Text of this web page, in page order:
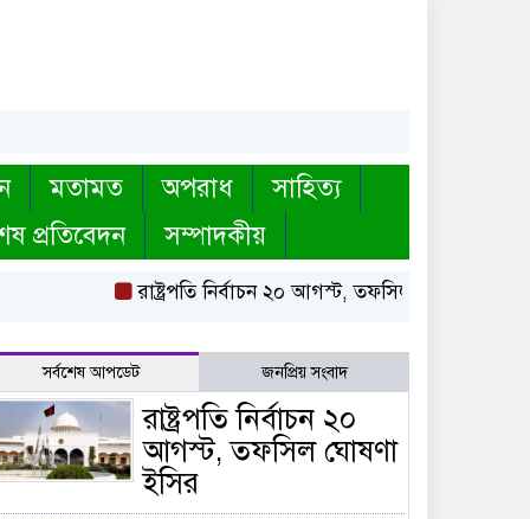
মতামত অপরাধ
সাহিত্য
প্রতিবেদন সম্পাদকীয়
রাষ্ট্রপতি নির্বাচন ২০ আগস্ট, তফসিল ঘোষণা ইসির
সর্বশেষ আপডেট জনপ্রিয় সংবাদ
রাষ্ট্রপতি নির্বাচন ২০
আগস্ট, তফসিল ঘোষণা
ইসির